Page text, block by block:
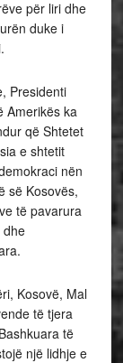
për liri dhe
duke i
Presidenti
Amerikës ka
që Shtetet
e shtetit
nën
së Kosovës,
të pavarura
dhe
Kosovë, Mal
të tjera
të
një lidhje e